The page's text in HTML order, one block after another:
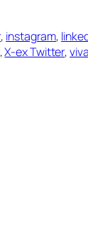
, instagram,
,X-ex Twitter,